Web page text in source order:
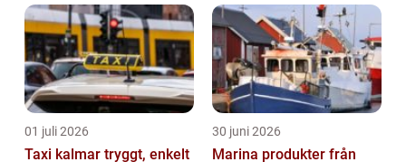
01 juli 2026
Taxi kalmar tryggt, enkelt
30 juni 2026
Marina produkter från